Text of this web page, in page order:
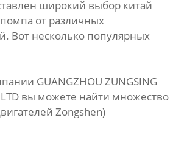
широкий выбор китай
от различных
Вот несколько популярных
GUANGZHOU ZUNGSING
вы можете найти множество
Zongshen)